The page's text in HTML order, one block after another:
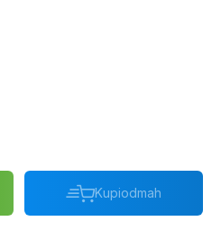
Kupiodmah